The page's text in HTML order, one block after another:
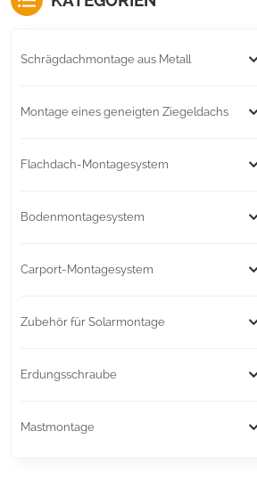
Schrägdachmontage aus Metall
Montage eines geneigten Ziegeldachs
Flachdach-Montagesystem
Bodenmontagesystem
Carport-Montagesystem
Zubehör für Solarmontage
Erdungsschraube
Mastmontage